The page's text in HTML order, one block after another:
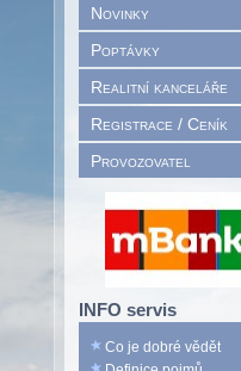
Novinky
Poptávky
Realitní kanceláře
Registrace / Ceník
Provozovatel
INFO servis
Co je dobré vědět